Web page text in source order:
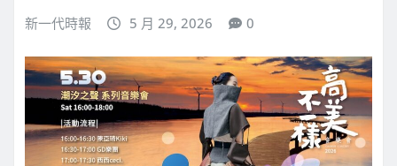
新一代時報 5 月 29, 2026 0